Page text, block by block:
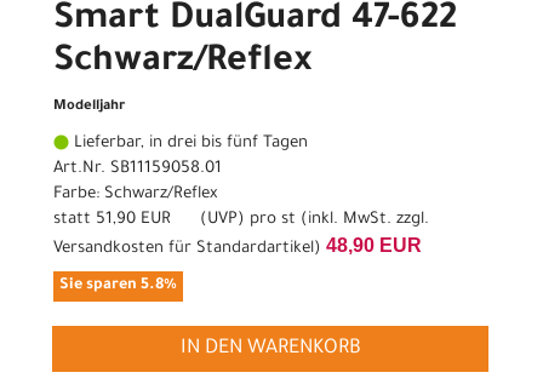
Smart DualGuard 47-622
Schwarz/Reflex
Modelljahr
Lieferbar, in drei bis fünf Tagen
Art.Nr. SB11159058.01
Farbe: Schwarz/Reflex
statt 51,90 EUR ( UVP) pro st (inkl. MwSt. zzgl.
Versandkosten für Standardartikel) 48,90 EUR
Sie sparen 5.8%
IN DEN WARENKORB